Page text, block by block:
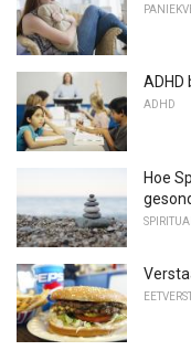
ADHD
ADHD
Hoe